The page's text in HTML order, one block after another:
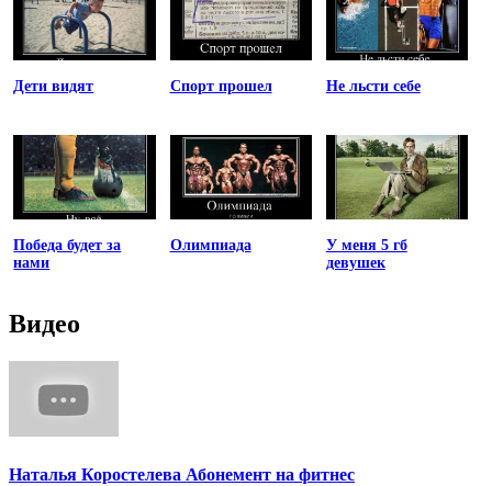
Дети видят Спорт прошел Не льсти себе
Победа будет за
нами
Олимпиада
У меня 5 гб
девушек
Видео
Наталья Коростелева Абонемент на фитнес